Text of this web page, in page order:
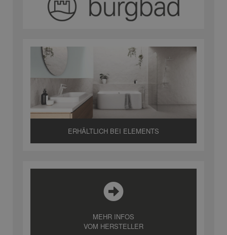
ERHÄLTLICH BEI ELEMENTS
MEHR INFOS
VOM HERSTELLER